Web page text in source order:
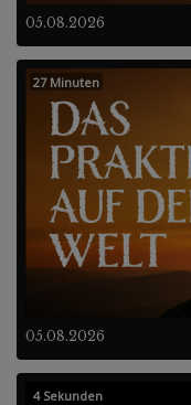
05.08.2026
05.08.2026
27 Minuten
4 Sekunden